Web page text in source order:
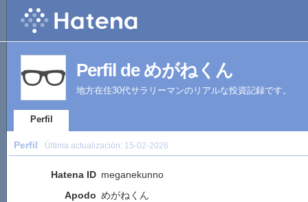
Perfil de めがねくん
地方在住30代サラリーマンのリアルな投資記録です。
Perfil
Perfil Última actualización: 15-02-2026
Hatena ID meganekunno
Apodo めがねくん